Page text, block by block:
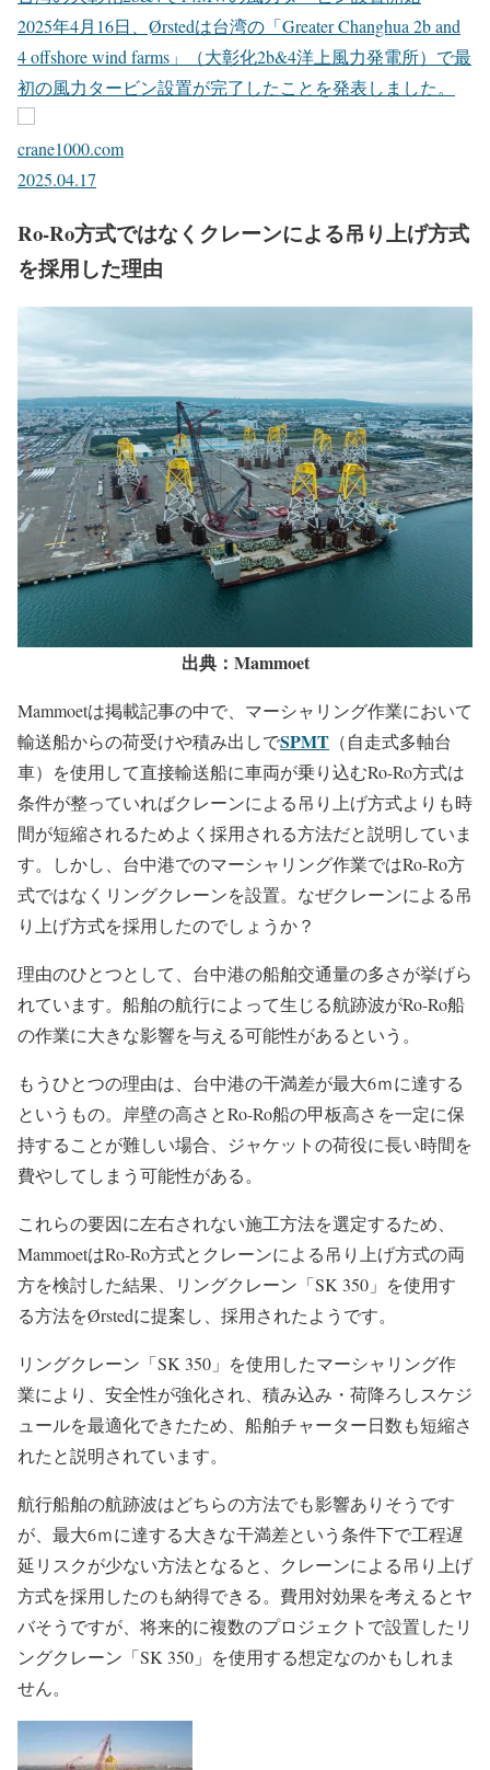
2025年4月16日、Ørstedは台湾の「Greater Changhua 2b and
4 offshore wind farms」（大彰化2b&4洋上風力発電所）で最
初の風力タービン設置が完了したことを発表しました。
crane1000.com
2025.04.17
Ro-Ro方式ではなくクレーンによる吊り上げ方式
を採用した理由
出典：Mammoet
Mammoetは掲載記事の中で、マーシャリング作業において
輸送船からの荷受けや積み出しでSPMT （自走式多軸台
車）を使用して直接輸送船に車両が乗り込むRo-Ro方式は
条件が整っていればクレーンによる吊り上げ方式よりも時
間が短縮されるためよく採用される方法だと説明していま
す。しかし、台中港でのマーシャリング作業ではRo-Ro方
式ではなくリングクレーンを設置。なぜクレーンによる吊
り上げ方式を採用したのでしょうか？
理由のひとつとして、台中港の船舶交通量の多さが挙げら
れています。船舶の航行によって生じる航跡波がRo-Ro船
の作業に大きな影響を与える可能性があるという。
もうひとつの理由は、台中港の干満差が最大6ｍに達する
というもの。岸壁の高さとRo-Ro船の甲板高さを一定に保
持することが難しい場合、ジャケットの荷役に長い時間を
費やしてしまう可能性がある。
これらの要因に左右されない施工方法を選定するため、
MammoetはRo-Ro方式とクレーンによる吊り上げ方式の両
方を検討した結果、リングクレーン「SK 350」を使用す
る方法をØrstedに提案し、採用されたようです。
リングクレーン「SK 350」を使用したマーシャリング作
業により、安全性が強化され、積み込み・荷降ろしスケジ
ュールを最適化できたため、船舶チャーター日数も短縮さ
れたと説明されています。
航行船舶の航跡波はどちらの方法でも影響ありそうです
が、最大6ｍに達する大きな干満差という条件下で工程遅
延リスクが少ない方法となると、クレーンによる吊り上げ
方式を採用したのも納得できる。費用対効果を考えるとヤ
バそうですが、将来的に複数のプロジェクトで設置したリ
ングクレーン「SK 350」を使用する想定なのかもしれま
せん。